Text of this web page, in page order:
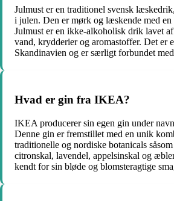
Julmust er en traditionel svensk
i julen. Den er mørk og læskende med en
Julmust er en ikke-alkoholisk drik lavet
vand, krydderier og aromastoffer. Det er
Skandinavien og er særligt forbundet
Hvad er gin fra IKEA?
IKEA producerer sin egen gin under
Denne gin er fremstillet med en unik
traditionelle og nordiske botanicals
citronskal, lavendel, appelsinskal og
kendt for sin bløde og blomsteragtige